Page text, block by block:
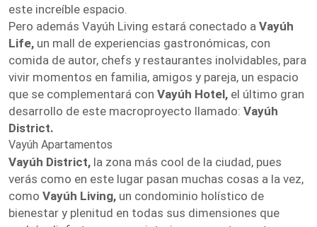
este increíble espacio.
Pero además Vayúh Living estará conectado a Vayúh
Life, un mall de experiencias gastronómicas, con
comida de autor, chefs y restaurantes inolvidables, para
vivir momentos en familia, amigos y pareja, un espacio
que se complementará con Vayúh Hotel, el último gran
desarrollo de este macroproyecto llamado: Vayúh
District.
Vayúh Apartamentos
Vayúh District, la zona más cool de la ciudad, pues
verás como en este lugar pasan muchas cosas a la vez,
como Vayúh Living, un condominio holístico de
bienestar y plenitud en todas sus dimensiones que